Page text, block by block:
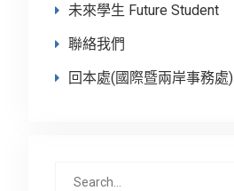
未來學生 Future Student
聯絡我們
回本處(國際暨兩岸事務處)